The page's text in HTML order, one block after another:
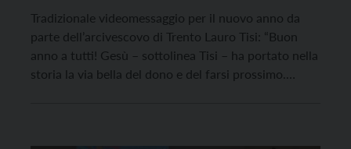
“Continuate a regalare pace e
serenità”
Tradizionale videomessaggio per il nuovo anno da
parte dell’arcivescovo di Trento Lauro Tisi: “Buon
anno a tutti! Gesù – sottolinea Tisi – ha portato nella
storia la via bella del dono e del farsi prossimo.